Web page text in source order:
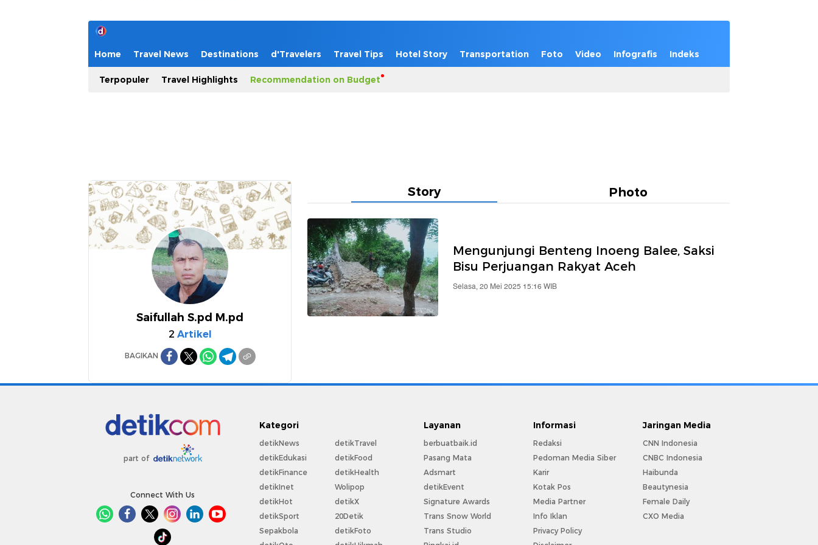
Home Travel News Destinations d'Travelers Travel Tips Hotel Story Transportation Foto Video Infografis Indeks
Terpopuler Travel Highlights Recommendation on Budget
Saifullah S.pd M.pd
2 Artikel
BAGIKAN
Story Photo
Mengunjungi Benteng Inoeng Balee, Saksi
Bisu Perjuangan Rakyat Aceh
Selasa, 20 Mei 2025 15:16 WIB
part of
Connect With Us
Kategori
detikNews
detikEdukasi
detikFinance
detikInet
detikHot
detikSport
Sepakbola
detikTravel
detikFood
detikHealth
Wolipop
detikX
20Detik
detikFoto
Layanan
berbuatbaik.id
Pasang Mata
Adsmart
detikEvent
Signature Awards
Trans Snow World
Trans Studio
Informasi
Redaksi
Pedoman Media Siber
Karir
Kotak Pos
Media Partner
Info Iklan
Privacy Policy
Jaringan Media
CNN Indonesia
CNBC Indonesia
Haibunda
Beautynesia
Female Daily
CXO Media